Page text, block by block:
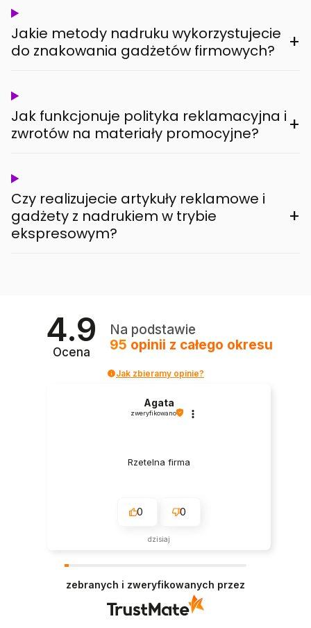
Jakie metody nadruku wykorzystujecie
do znakowania gadżetów firmowych?
+
Jak funkcjonuje polityka reklamacyjna i
zwrotów na materiały promocyjne?
+
Czy realizujecie artykuły reklamowe i
gadżety z nadrukiem w trybie
ekspresowym?
+
4.9
Ocena
Na podstawie
95 opinii z całego okresu
Jak zbieramy opinie?
Agata
zweryfikowano
Rzetelna firma
0 0
dzisiaj
zebranych i zweryfikowanych przez